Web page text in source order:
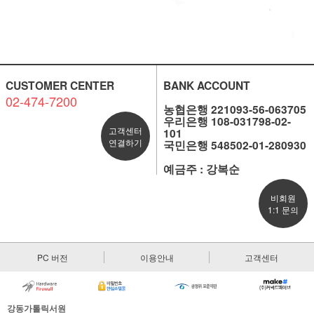
CUSTOMER CENTER
02-474-7200
고객센터
연결하기
BANK ACCOUNT
농협은행 221093-56-063705
우리은행 108-031798-02-
101
국민은행 548502-01-280930
예금주 : 강복순
비회원
1:1 문의
PC 버전 이용안내 고객센터
강동가톨릭서원